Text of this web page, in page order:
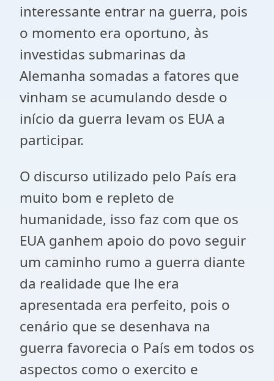
interessante entrar na guerra, pois
o momento era oportuno, às
investidas submarinas da
Alemanha somadas a fatores que
vinham se acumulando desde o
início da guerra levam os EUA a
participar.
O discurso utilizado pelo País era
muito bom e repleto de
humanidade, isso faz com que os
EUA ganhem apoio do povo seguir
um caminho rumo a guerra diante
da realidade que lhe era
apresentada era perfeito, pois o
cenário que se desenhava na
guerra favorecia o País em todos os
aspectos como o exercito e